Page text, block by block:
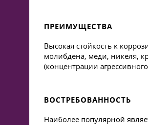
ПРЕИМУЩЕСТВА
Высокая стойкость к
молибдена, меди, никеля,
(концентрации
ВОСТРЕБОВАННОСТЬ
Наиболее популярной